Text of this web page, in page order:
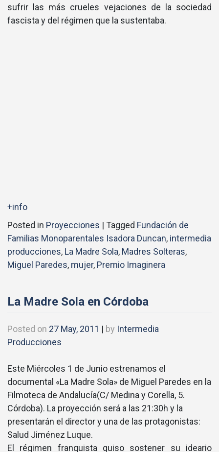
sufrir las más crueles vejaciones de la sociedad
fascista y del régimen que la sustentaba.
+info
Posted in Proyecciones | Tagged Fundación de
Familias Monoparentales Isadora Duncan, intermedia
producciones, La Madre Sola, Madres Solteras,
Miguel Paredes, mujer, Premio Imaginera
La Madre Sola en Córdoba
Posted on 27 May, 2011 | by Intermedia
Producciones
Este Miércoles 1 de Junio estrenamos el
documental «La Madre Sola» de Miguel Paredes en la
Filmoteca de Andalucí­a(C/ Medina y Corella, 5.
Córdoba). La proyección será a las 21:30h y la
presentarán el director y una de las protagonistas:
Salud Jiménez Luque.
El régimen franquista quiso sostener su ideario